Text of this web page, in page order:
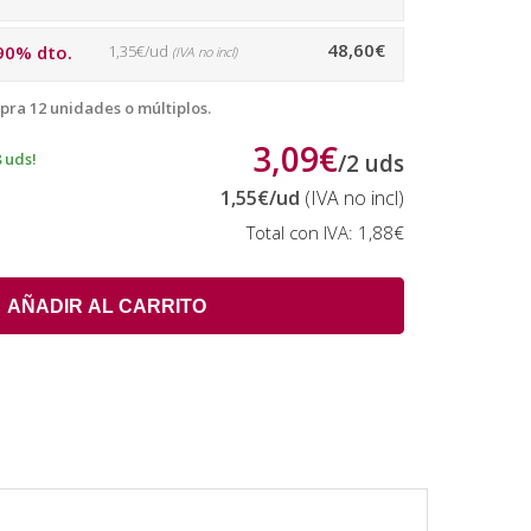
dto. 48,60€
1,35€/ud (IVA no incl)
12 unidades o múltiplos.
uds! 3,09€/2 uds
1,55€/ud (IVA no incl)
Total con IVA: 1,88€
AÑADIR AL CARRITO